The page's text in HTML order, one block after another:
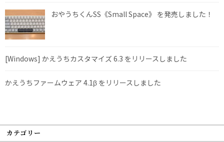
おやうちくんSS《Small Space》 を発売しました！
[Windows] かえうちカスタマイズ 6.3 をリリースしました
かえうちファームウェア 4.1β をリリースしました
カテゴリー